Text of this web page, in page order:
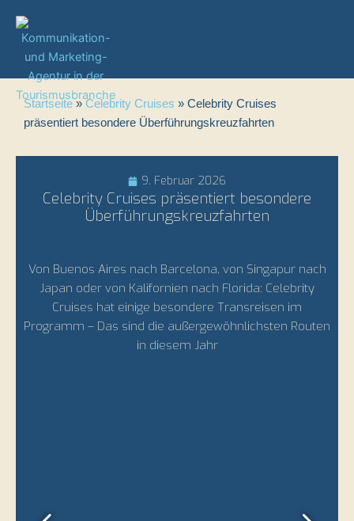
Inhalt
springen
Startseite»Celebrity Cruises » Celebrity Cruises
präsentiert besondere Überführungskreuzfahrten
9. Februar 2026
Celebrity Cruises präsentiert besondere
Überführungskreuzfahrten
Von Buenos Aires nach Barcelona, von Singapur nach
Japan oder von Kalifornien nach Florida: Celebrity
Cruises hat einige besondere Transreisen im
Programm – Das sind die außergewöhnlichsten Routen
in diesem Jahr